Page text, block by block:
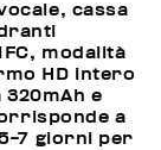
cassa
modalità
HD intero
e
a
7 giorni per